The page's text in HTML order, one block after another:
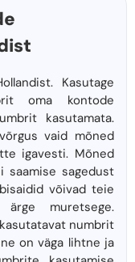
Kasutage
oma kontode
kasutamata.
vaid mõned
igavesti. Mõned
saamise sagedust
võivad teie
ärge muretsege.
numbrit
on väga lihtne ja